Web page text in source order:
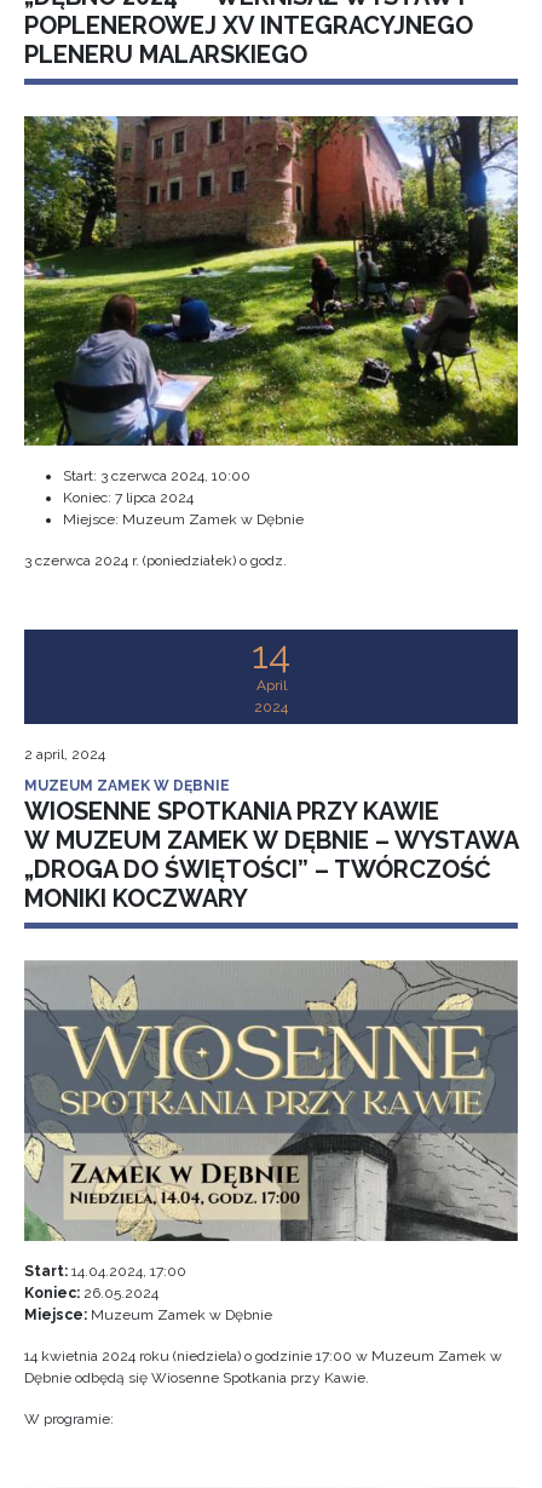
POPLENEROWEJ XV INTEGRACYJNEGO
PLENERU MALARSKIEGO
Start: 3 czerwca 2024, 10:00
Koniec: 7 lipca 2024
Miejsce: Muzeum Zamek w Dębnie
3 czerwca 2024 r. (poniedziałek) o godz.
14
April
2024
2 april, 2024
MUZEUM ZAMEK W DĘBNIE
WIOSENNE SPOTKANIA PRZY KAWIE
W MUZEUM ZAMEK W DĘBNIE – WYSTAWA
„DROGA DO ŚWIĘTOŚCI” – TWÓRCZOŚĆ
MONIKI KOCZWARY
Start: 14.04.2024, 17:00
Koniec: 26.05.2024
Miejsce: Muzeum Zamek w Dębnie
14 kwietnia 2024 roku (niedziela) o godzinie 17:00 w Muzeum Zamek w
Dębnie odbędą się Wiosenne Spotkania przy Kawie.
W programie: